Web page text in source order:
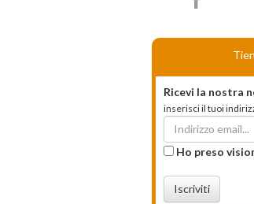
Ricevi la nostra
inserisci il tuoi
Ho preso
Iscriviti